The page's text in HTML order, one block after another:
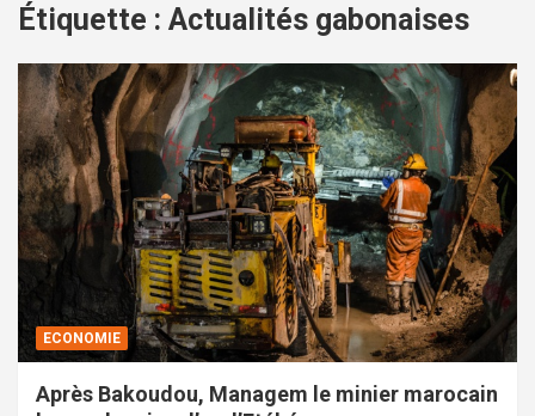
Étiquette : Actualités gabonaises
ECONOMIE
Après Bakoudou, Managem le minier marocain